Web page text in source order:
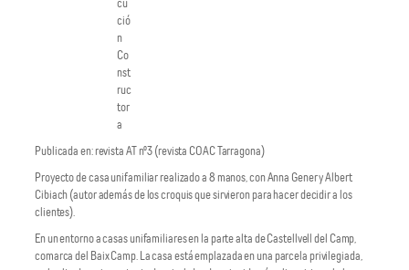
ció
n
Co
nst
ruc
tor
a
Publicada en: revista AT nº3 (revista COAC Tarragona)
Proyecto de casa unifamiliar realizado a 8 manos, con Anna Gener y Albert
Cibiach (autor además de los croquis que sirvieron para hacer decidir a los
clientes).
En un entorno a casas unifamiliares en la parte alta de Castellvell del Camp,
comarca del Baix Camp. La casa está emplazada en una parcela privilegiada,